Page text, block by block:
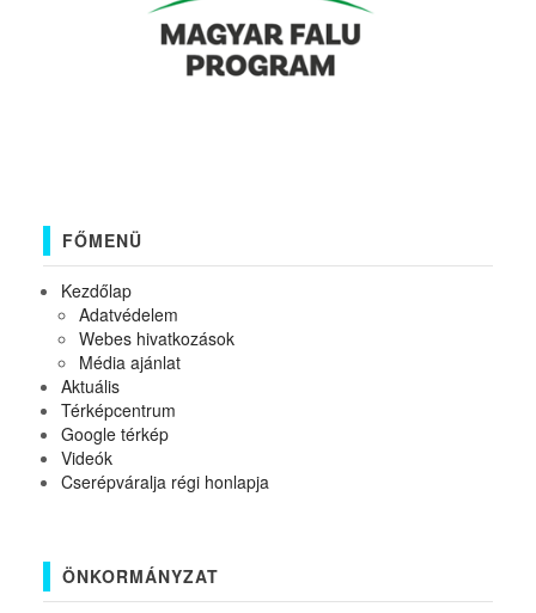
FŐMENÜ
Kezdőlap
Adatvédelem
Webes hivatkozások
Média ajánlat
Aktuális
Térképcentrum
Google térkép
Videók
Cserépváralja régi honlapja
ÖNKORMÁNYZAT